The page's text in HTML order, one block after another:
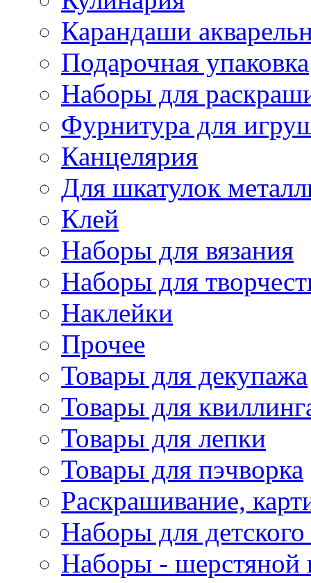
Карандаши
Подарочная упаковка
Наборы для
Фурнитура для
Канцелярия
Для шкатулок
Клей
Наборы для вязания
Наборы для
Наклейки
Прочее
Товары для декупажа
Товары для
Товары для лепки
Товары для пэчворка
Раскрашивание,
Наборы для
Наборы - шерстяной